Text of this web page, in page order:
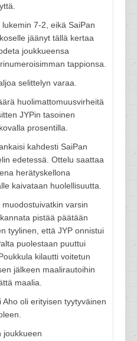
7-2, eikä SaiPan
jäänyt tällä kertaa
joukkueensa
tappionsa.
selittelyn varaa.
huolimattomuusvirheitä
JYPin tasoinen
prosentilla.
kahdesti SaiPan
edetessä. Ottelu saattaa
herätyskellona
kaivataan huolellisuutta.
varsin
pistää päätään
tyylinen, että JYP onnistui
puolestaan puuttui
kilautti voitetun
jälkeen maalirautoihin
maalia.
oli erityisen tyytyväinen
joukkueen